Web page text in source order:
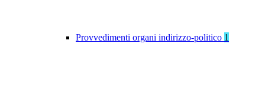
Provvedimenti organi indirizzo-politico 1